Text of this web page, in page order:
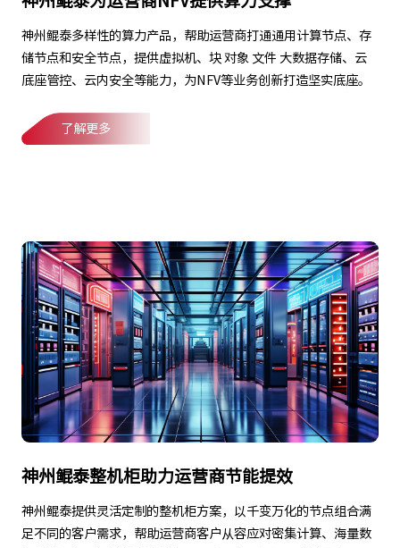
神州鲲泰多样性的算力产品，帮助运营商打通通用计算节点、存
储节点和安全节点，提供虚拟机、块 对象 文件 大数据存储、云
底座管控、云内安全等能力，为NFV等业务创新打造坚实底座。
了解更多
神州鲲泰整机柜助力运营商节能提效
神州鲲泰提供灵活定制的整机柜方案，以千变万化的节点组合满
足不同的客户需求，帮助运营商客户从容应对密集计算、海量数